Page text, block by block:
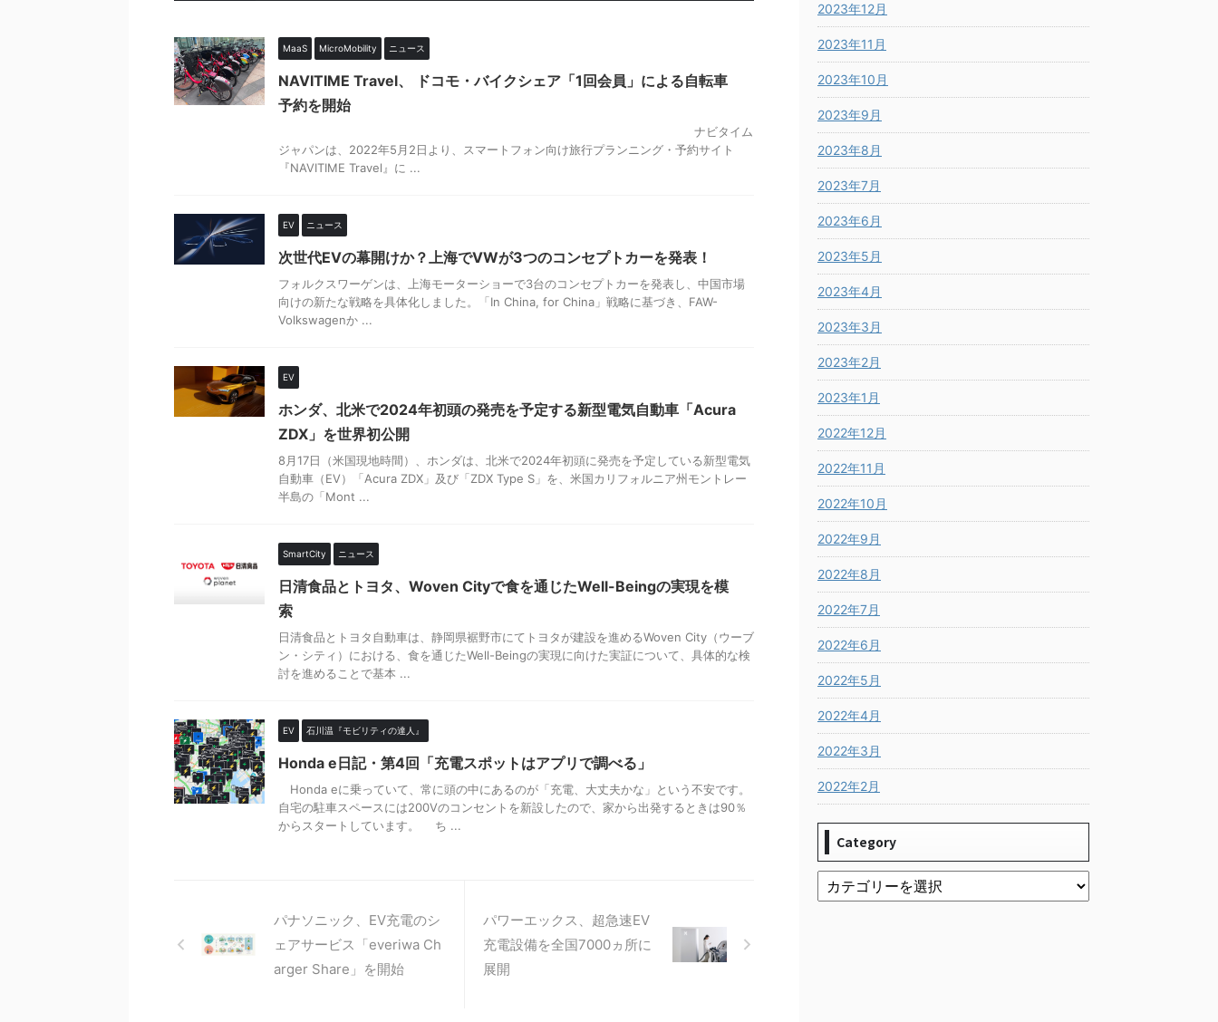
MaaS MicroMobility ニュース
NAVITIME Travel、 ドコモ・バイクシェア「1回会員」による自転車
予約を開始
ナビタイム
ジャパンは、2022年5月2日より、スマートフォン向け旅行プランニング・予約サイト
『NAVITIME Travel』に ...
EV ニュース
次世代EVの幕開けか？上海でVWが3つのコンセプトカーを発表！
フォルクスワーゲンは、上海モーターショーで3台のコンセプトカーを発表し、中国市場
向けの新たな戦略を具体化しました。「In China, for China」戦略に基づき、FAW-
Volkswagenか ...
EV
ホンダ、北米で2024年初頭の発売を予定する新型電気自動車「Acura
ZDX」を世界初公開
8月17日（米国現地時間）、ホンダは、北米で2024年初頭に発売を予定している新型電気
自動車（EV）「Acura ZDX」及び「ZDX Type S」を、米国カリフォルニア州モントレー
半島の「Mont ...
SmartCity ニュース
日清食品とトヨタ、Woven Cityで食を通じたWell-Beingの実現を模
索
日清食品とトヨタ自動車は、静岡県裾野市にてトヨタが建設を進めるWoven City（ウーブ
ン・シティ）における、食を通じたWell-Beingの実現に向けた実証について、具体的な検
討を進めることで基本 ...
EV 石川温『モビリティの達人』
Honda e日記・第4回「充電スポットはアプリで調べる」
Honda eに乗っていて、常に頭の中にあるのが「充電、大丈夫かな」という不安です。
自宅の駐車スペースには200Vのコンセントを新設したので、家から出発するときは90％
からスタートしています。 ち ...
パナソニック、EV充電のシ
ェアサービス「everiwa Ch
arger Share」を開始
パワーエックス、超急速EV
充電設備を全国7000ヵ所に
展開
2023年12月
2023年11月
2023年10月
2023年9月
2023年8月
2023年7月
2023年6月
2023年5月
2023年4月
2023年3月
2023年2月
2023年1月
2022年12月
2022年11月
2022年10月
2022年9月
2022年8月
2022年7月
2022年6月
2022年5月
2022年4月
2022年3月
2022年2月
Category